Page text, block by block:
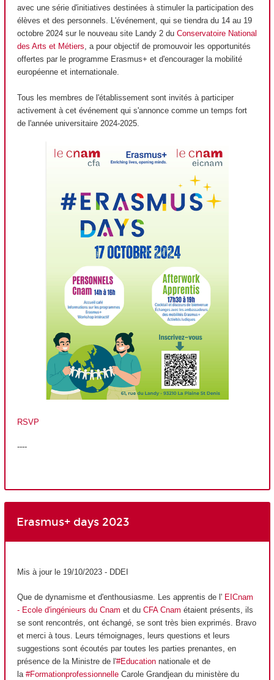
avec une série d'initiatives destinées à stimuler la participation des
élèves et des personnels. L'événement, qui se tiendra du 14 au 19
octobre 2024 sur le nouveau site Landy 2 du Conservatoire National
des Arts et Métiers , a pour objectif de promouvoir les opportunités
offertes par le programme Erasmus+ et d'encourager la mobilité
européenne et internationale.
Tous les membres de l'établissement sont invités à participer
activement à cet événement qui s'annonce comme un temps fort
de l'année universitaire 2024-2025.
RSVP
----
Erasmus+ days 2023
Mis à jour le 19/10/2023 - DDEI
Que de dynamisme et d'enthousiasme. Les apprentis de l' EICnam
- Ecole d'ingénieurs du Cnam et du CFA Cnam étaient présents, ils
se sont rencontrés, ont échangé, se sont très bien exprimés. Bravo
et merci à tous. Leurs témoignages, leurs questions et leurs
suggestions sont écoutés par toutes les parties prenantes, en
présence de la Ministre de l'#Education nationale et de
la #Formationprofessionnelle Carole Grandjean du ministère du